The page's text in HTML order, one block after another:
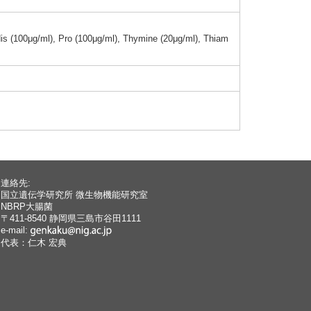
(100μg/ml), Pro (100μg/ml), Thymine (20μg/ml), Thiam
連絡先:
国立遺伝学研究所 微生物機能研究室
NBRP大腸菌
〒411-8540 静岡県三島市谷田1111
e-mail:
代表：仁木 宏典